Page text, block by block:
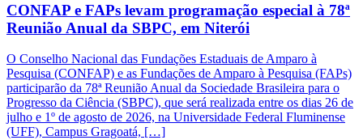
CONFAP e FAPs levam programação especial à 78ª
Reunião Anual da SBPC, em Niterói
O Conselho Nacional das Fundações Estaduais de Amparo à
Pesquisa (CONFAP) e as Fundações de Amparo à Pesquisa (FAPs)
participarão da 78ª Reunião Anual da Sociedade Brasileira para o
Progresso da Ciência (SBPC), que será realizada entre os dias 26 de
julho e 1º de agosto de 2026, na Universidade Federal Fluminense
(UFF), Campus Gragoatá, […]